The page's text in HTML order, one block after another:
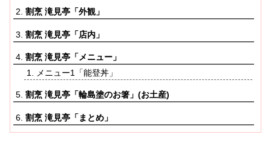
割烹 滝見亭「外観」
割烹 滝見亭「店内」
割烹 滝見亭「メニュー」
メニュー1「能登丼」
割烹 滝見亭「輪島塗のお箸」(お土産)
割烹 滝見亭「まとめ」